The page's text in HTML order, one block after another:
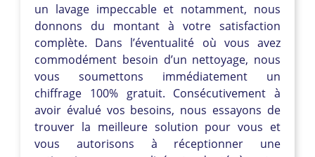
un lavage impeccable et notamment, nous
donnons du montant à votre satisfaction
complète. Dans l’éventualité où vous avez
commodément besoin d’un nettoyage, nous
vous soumettons immédiatement un
chiffrage 100% gratuit. Consécutivement à
avoir évalué vos besoins, nous essayons de
trouver la meilleure solution pour vous et
vous autorisons à réceptionner une